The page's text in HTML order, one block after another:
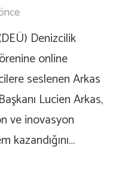
Denizcilik
online
seslenen Arkas
Lucien Arkas,
ve inovasyon
kazandığını…